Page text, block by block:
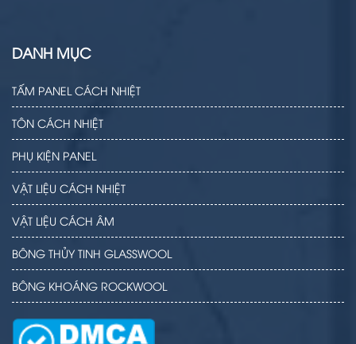
DANH MỤC
TẤM PANEL CÁCH NHIỆT
TÔN CÁCH NHIỆT
PHỤ KIỆN PANEL
VẬT LIỆU CÁCH NHIỆT
VẬT LIỆU CÁCH ÂM
BÔNG THỦY TINH GLASSWOOL
BÔNG KHOÁNG ROCKWOOL